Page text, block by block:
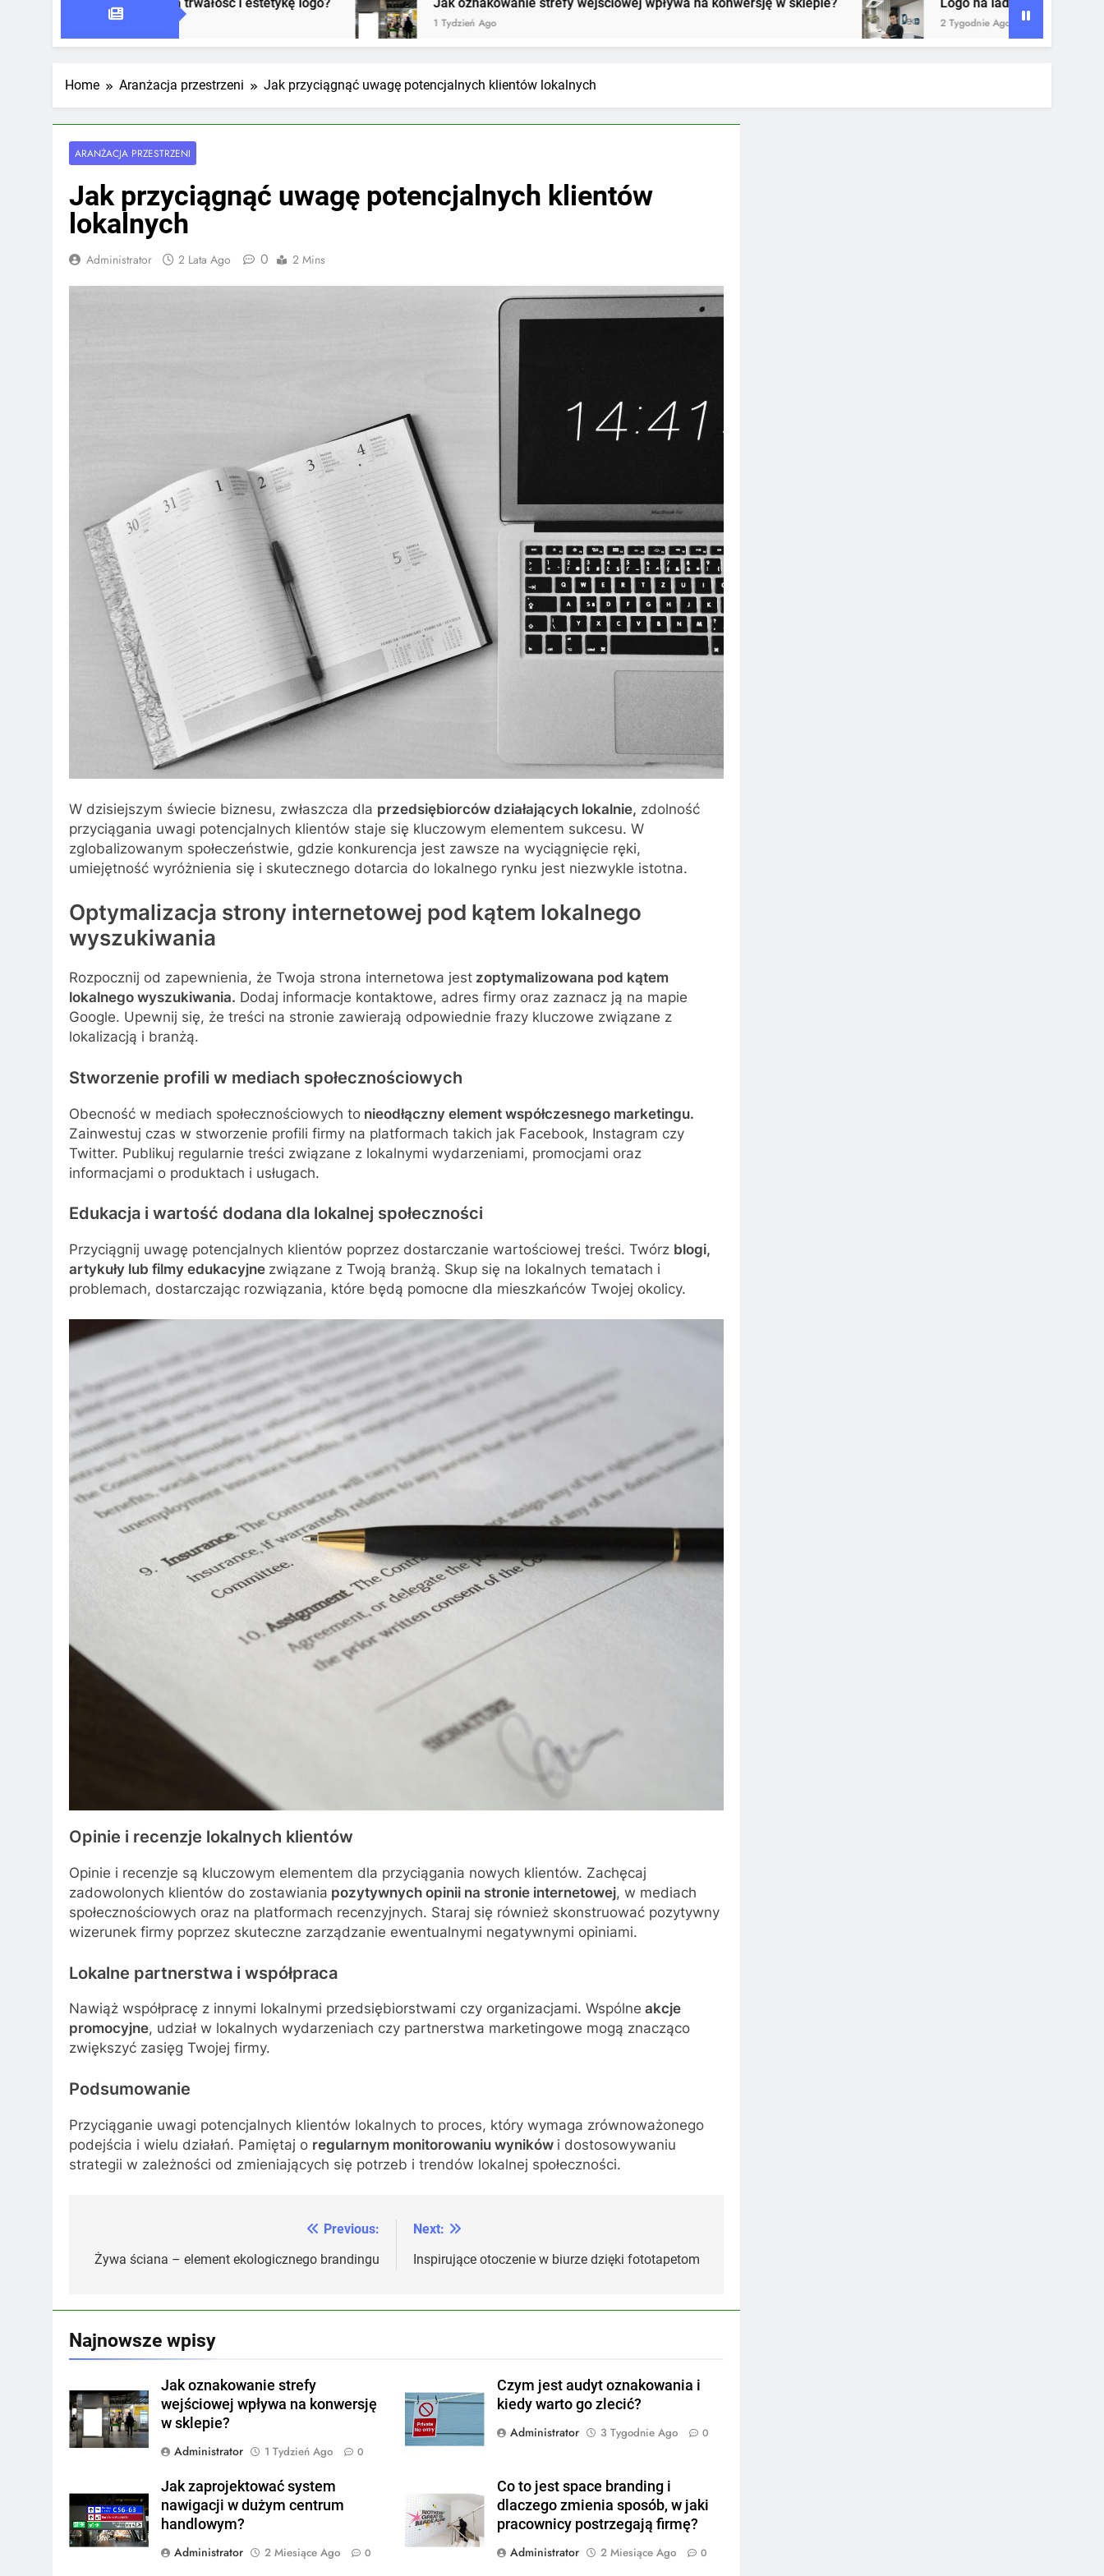
1 Tydzień Ago 2 Tygodnie Ago
Home Aranżacja przestrzeni Jak przyciągnąć uwagę potencjalnych klientów lokalnych
ARANŻACJA PRZESTRZENI
Jak przyciągnąć uwagę potencjalnych klientów
lokalnych
Administrator 2 Lata Ago 0 2 Mins
W dzisiejszym świecie biznesu, zwłaszcza dla przedsiębiorców działających lokalnie, zdolność
przyciągania uwagi potencjalnych klientów staje się kluczowym elementem sukcesu. W
zglobalizowanym społeczeństwie, gdzie konkurencja jest zawsze na wyciągnięcie ręki,
umiejętność wyróżnienia się i skutecznego dotarcia do lokalnego rynku jest niezwykle istotna.
Optymalizacja strony internetowej pod kątem lokalnego
wyszukiwania
Rozpocznij od zapewnienia, że Twoja strona internetowa jest zoptymalizowana pod kątem
lokalnego wyszukiwania. Dodaj informacje kontaktowe, adres firmy oraz zaznacz ją na mapie
Google. Upewnij się, że treści na stronie zawierają odpowiednie frazy kluczowe związane z
lokalizacją i branżą.
Stworzenie profili w mediach społecznościowych
Obecność w mediach społecznościowych to nieodłączny element współczesnego marketingu.
Zainwestuj czas w stworzenie profili firmy na platformach takich jak Facebook, Instagram czy
Twitter. Publikuj regularnie treści związane z lokalnymi wydarzeniami, promocjami oraz
informacjami o produktach i usługach.
Edukacja i wartość dodana dla lokalnej społeczności
Przyciągnij uwagę potencjalnych klientów poprzez dostarczanie wartościowej treści. Twórz blogi,
artykuły lub filmy edukacyjne związane z Twoją branżą. Skup się na lokalnych tematach i
problemach, dostarczając rozwiązania, które będą pomocne dla mieszkańców Twojej okolicy.
Opinie i recenzje lokalnych klientów
Opinie i recenzje są kluczowym elementem dla przyciągania nowych klientów. Zachęcaj
zadowolonych klientów do zostawiania pozytywnych opinii na stronie internetowej, w mediach
społecznościowych oraz na platformach recenzyjnych. Staraj się również skonstruować pozytywny
wizerunek firmy poprzez skuteczne zarządzanie ewentualnymi negatywnymi opiniami.
Lokalne partnerstwa i współpraca
Nawiąż współpracę z innymi lokalnymi przedsiębiorstwami czy organizacjami. Wspólne akcje
promocyjne, udział w lokalnych wydarzeniach czy partnerstwa marketingowe mogą znacząco
zwiększyć zasięg Twojej firmy.
Podsumowanie
Przyciąganie uwagi potencjalnych klientów lokalnych to proces, który wymaga zrównoważonego
podejścia i wielu działań. Pamiętaj o regularnym monitorowaniu wyników i dostosowywaniu
strategii w zależności od zmieniających się potrzeb i trendów lokalnej społeczności.
wpisu
Previous:
Żywa ściana – element ekologicznego brandingu
Next:
Inspirujące otoczenie w biurze dzięki fototapetom
Najnowsze wpisy
Jak oznakowanie strefy
wejściowej wpływa na konwersję
w sklepie?
Administrator
1 Tydzień Ago 0
Czym jest audyt oznakowania i
kiedy warto go zlecić?
Administrator
3 Tygodnie Ago 0
Jak zaprojektować system
nawigacji w dużym centrum
handlowym?
Administrator
2 Miesiące Ago 0
Co to jest space branding i
dlaczego zmienia sposób, w jaki
pracownicy postrzegają firmę?
Administrator
2 Miesiące Ago 0